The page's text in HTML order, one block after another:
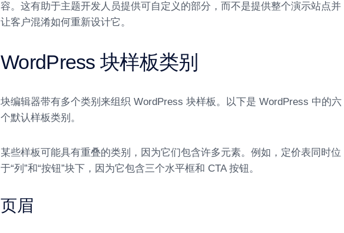
容。这有助于主题开发人员提供可自定义的部分，而不是提供整个演示站点并
让客户混淆如何重新设计它。
WordPress 块样板类别
块编辑器带有多个类别来组织 WordPress 块样板。以下是 WordPress 中的六
个默认样板类别。
某些样板可能具有重叠的类别，因为它们包含许多元素。例如，定价表同时位
于“列”和“按钮”块下，因为它包含三个水平框和 CTA 按钮。
页眉